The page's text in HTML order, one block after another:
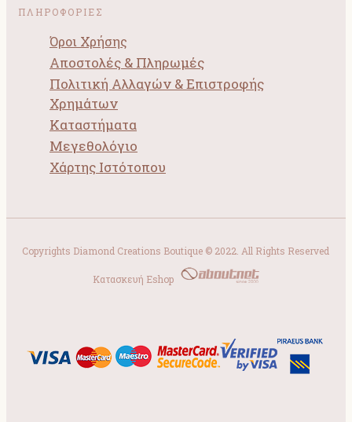
ΠΛΗΡΟΦΟΡΙΕΣ
Όροι Χρήσης
Αποστολές & Πληρωμές
Πολιτική Αλλαγών & Επιστροφής
Χρημάτων
Καταστήματα
Μεγεθολόγιο
Χάρτης Ιστότοπου
Copyrights Diamond Creations Boutique © 2022. All Rights Reserved
Κατασκευή Eshop